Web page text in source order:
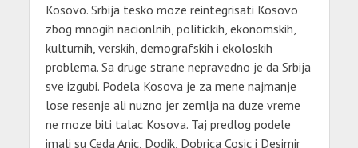
Kosovo. Srbija tesko moze reintegrisati Kosovo
zbog mnogih nacionlnih, politickih, ekonomskih,
kulturnih, verskih, demografskih i ekoloskih
problema. Sa druge strane nepravedno je da Srbija
sve izgubi. Podela Kosova je za mene najmanje
lose resenje ali nuzno jer zemlja na duze vreme
ne moze biti talac Kosova. Taj predlog podele
imali su Ceda Anic, Dodik, Dobrica Cosic i Desimir